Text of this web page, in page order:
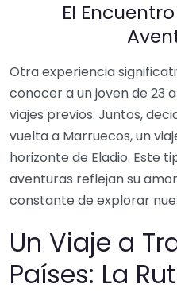
El
Otra experiencia
conocer a un joven de 23
viajes previos. Juntos,
vuelta a Marruecos, un
horizonte de Eladio. Este
aventuras reflejan su
constante de explorar
Un Viaje a
Países: La